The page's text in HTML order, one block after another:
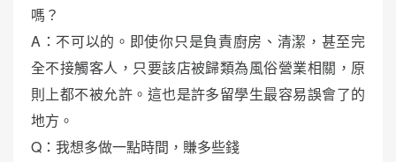
嗎？
A：不可以的。即使你只是負責廚房、清潔，甚至完
全不接觸客人，只要該店被歸類為風俗營業相關，原
則上都不被允許。這也是許多留學生最容易誤會了的
地方。
Q：我想多做一點時間，賺多些錢